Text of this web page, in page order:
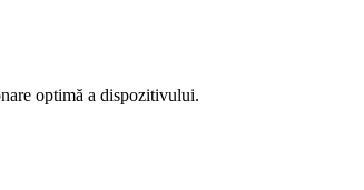
optimă a dispozitivului.